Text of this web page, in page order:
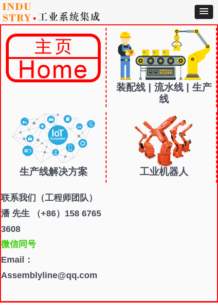
装配线 | 流水线 | 生产
线
生产线解决方案 工业机器人
联系我们
（工程师团队）
潘 先生 （+86）158 6765
3608
微信同号
Email：
Assemblyline@qq.com